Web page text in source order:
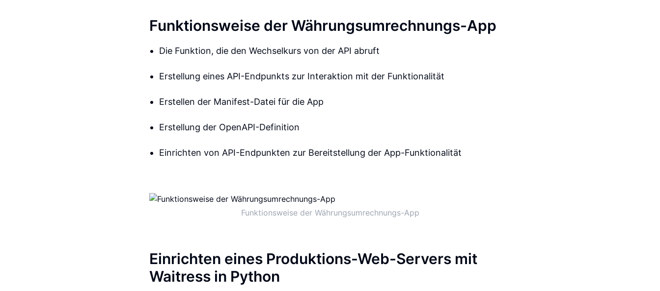
Funktionsweise der Währungsumrechnungs-App
Die Funktion, die den Wechselkurs von der API abruft
Erstellung eines API-Endpunkts zur Interaktion mit der Funktionalität
Erstellen der Manifest-Datei für die App
Erstellung der OpenAPI-Definition
Einrichten von API-Endpunkten zur Bereitstellung der App-Funktionalität
Funktionsweise der Währungsumrechnungs-App
Einrichten eines Produktions-Web-Servers mit
Waitress in Python